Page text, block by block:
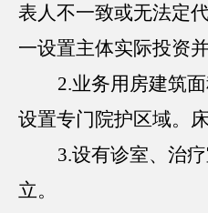
表人不一致或无法定
一设置主体实际投资
2.业务用房建筑
设置专门院护区域。
3.设有诊室、治
立。